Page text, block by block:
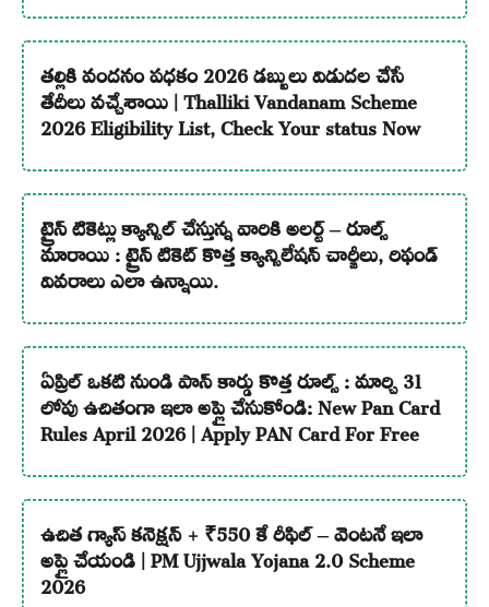
తల్లికి వందనం పధకం 2026 డబ్బులు విడుదల చేసే
తేదీలు వచ్చేశాయి | Thalliki Vandanam Scheme
2026 Eligibility List, Check Your status Now
ట్రైన్ టికెట్లు క్యాన్సిల్ చేస్తున్న వారికి అలర్ట్ – రూల్స్
మారాయి : ట్రైన్ టికెట్ కొత్త క్యాన్సిలేషన్ చార్జీలు, రిఫండ్
వివరాలు ఎలా ఉన్నాయి.
ఏప్రిల్ ఒకటి నుండి పాన్ కార్డు కొత్త రూల్స్ : మార్చి 31
లోపు ఉచితంగా ఇలా అప్లై చేసుకోండి: New Pan Card
Rules April 2026 | Apply PAN Card For Free
ఉచిత గ్యాస్ కనెక్షన్ + ₹550 కే రీఫిల్ – వెంటనే ఇలా
అప్లై చేయండి | PM Ujjwala Yojana 2.0 Scheme
2026